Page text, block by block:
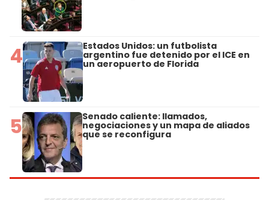
4 Estados Unidos: un futbolista
argentino fue detenido por el ICE en
un aeropuerto de Florida
5 Senado caliente: llamados,
negociaciones y un mapa de aliados
que se reconfigura